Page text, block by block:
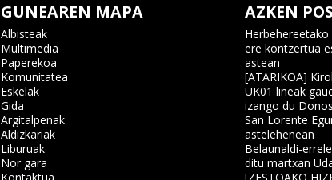
GUNEAREN MAPA
Albisteak
Multimedia
Paperekoa
Komunitatea
Eskelak
Gida
Argitalpenak
Aldizkariak
Liburuak
Nor gara
AZKEN
Herbehereetako
ere kontzertua
astean
[ATARIKOA]
UK01 lineak
izango du
San Lorente
astelehenean
Belaunaldi-
ditu martxan